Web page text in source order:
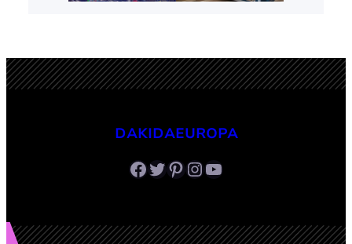
DAKIDAEUROPA
Facebook Twitter Pinterest InstagramYoutube